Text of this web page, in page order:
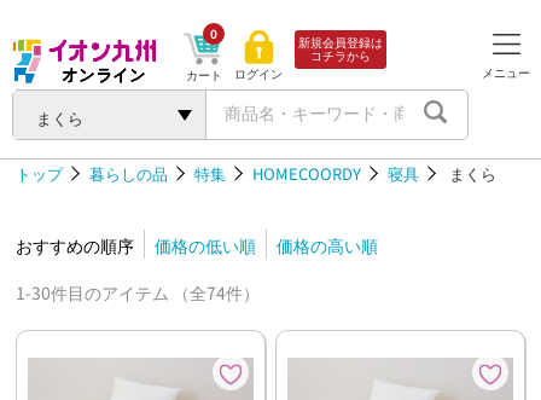
まくら
カート
0
ログイン
新規会員登録は
コチラから
メニュー
トップ 暮らしの品 特集 HOMECOORDY 寝具 まくら
おすすめの順序 価格の低い順
価格の高い順
1-30件目のアイテム （全74件）